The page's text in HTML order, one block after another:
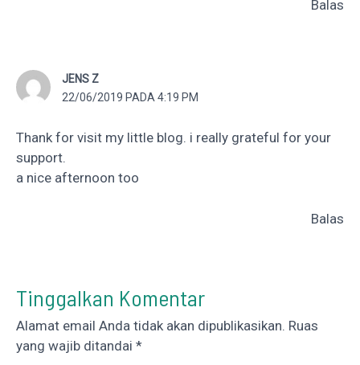
Balas
JENS Z
22/06/2019 PADA 4:19 PM
Thank for visit my little blog. i really grateful for your
support.
a nice afternoon too
Balas
Tinggalkan Komentar
Alamat email Anda tidak akan dipublikasikan. Ruas
yang wajib ditandai *